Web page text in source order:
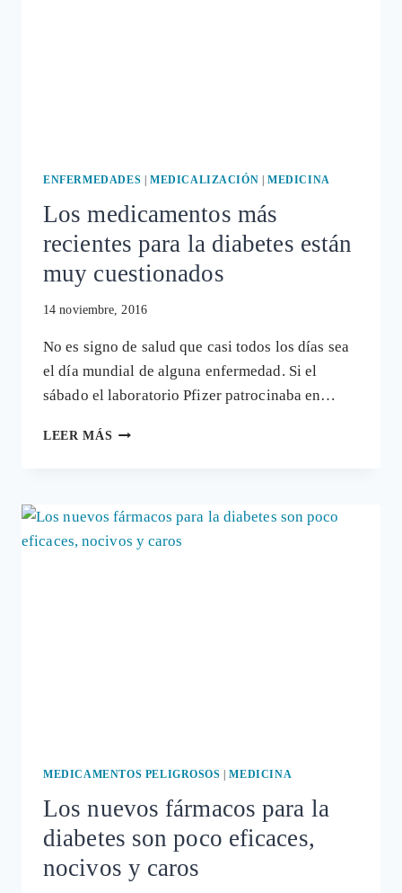
ENFERMEDADES | MEDICALIZACIÓN |MEDICINA
Los medicamentos más
recientes para la diabetes están
muy cuestionados
14 noviembre, 2016
No es signo de salud que casi todos los días sea
el día mundial de alguna enfermedad. Si el
sábado el laboratorio Pfizer patrocinaba en…
LEER MÁS LOS
LA
DIABETES
MEDICAMENTOS PELIGROSOS |MEDICINA
Los nuevos fármacos para la
diabetes son poco eficaces,
nocivos y caros